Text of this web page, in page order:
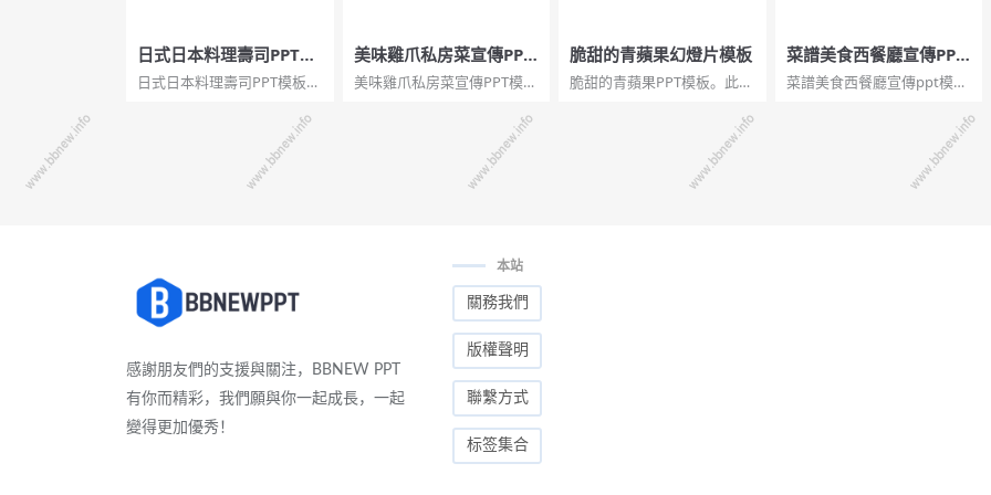
日式日本料理壽司PPT模
板
日式日本料理壽司PPT模板。
適合日本料理介紹、壽司製
作步驟防範教學等用途。...
美味雞爪私房菜宣傳PPT
模板
美味雞爪私房菜宣傳PPT模
板，介紹了雞爪私房菜的製
作工序，適合美食宣傳介
脆甜的青蘋果幻燈片模板
脆甜的青蘋果PPT模板。此模
紹蘋果的功效作用和營養價
菜譜美食西餐廳宣傳PPT
模板
菜譜美食西餐廳宣傳ppt模
感謝朋友們的支援與關注，BBNEW PPT
有你而精彩，我們願與你一起成長，一起
變得更加優秀！
本站
關務我們
版權聲明
聯繫方式
标签集合